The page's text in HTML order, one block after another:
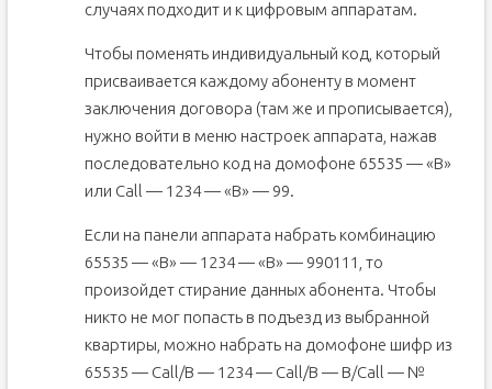
случаях подходит и к цифровым аппаратам.
Чтобы поменять индивидуальный код, который
присваивается каждому абоненту в момент
заключения договора (там же и прописывается),
нужно войти в меню настроек аппарата, нажав
последовательно код на домофоне 65535 — «В»
или Call — 1234 — «В» — 99.
Если на панели аппарата набрать комбинацию
65535 — «В» — 1234 — «В» — 990111, то
произойдет стирание данных абонента. Чтобы
никто не мог попасть в подъезд из выбранной
квартиры, можно набрать на домофоне шифр из
65535 — Call/В — 1234 — Call/В — В/Call — №